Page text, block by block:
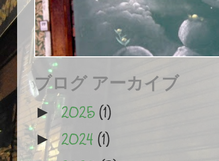
ブログ アーカイブ
►2025(1)
►2024 (1)